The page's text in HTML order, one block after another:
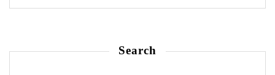
Search